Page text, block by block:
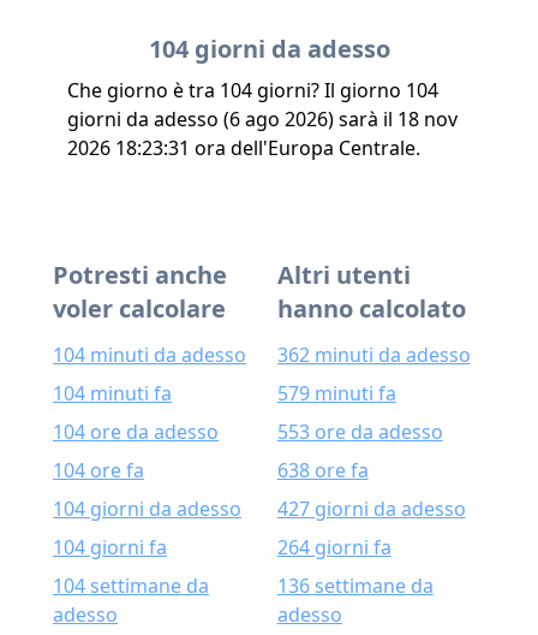
104 giorni da adesso
Che giorno è tra 104 giorni? Il giorno 104
giorni da adesso (6 ago 2026) sarà il 18 nov
2026 18:23:31 ora dell'Europa Centrale.
Potresti anche
voler calcolare
104 minuti da adesso
104 minuti fa
104 ore da adesso
104 ore fa
104 giorni da adesso
104 giorni fa
104 settimane da
adesso
Altri utenti
hanno calcolato
362 minuti da adesso
579 minuti fa
553 ore da adesso
638 ore fa
427 giorni da adesso
264 giorni fa
136 settimane da
adesso